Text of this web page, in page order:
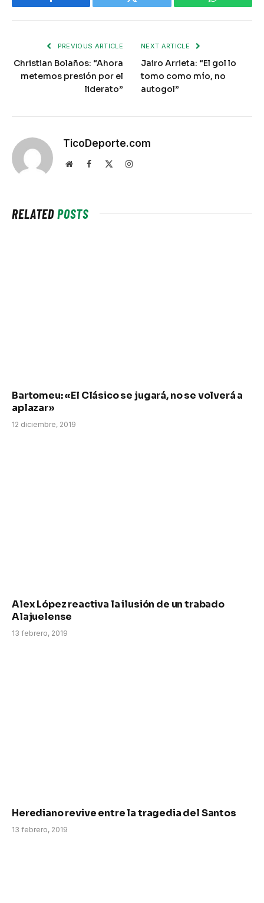
Facebook Twitter WhatsApp
PREVIOUS ARTICLE
Christian Bolaños: “Ahora
metemos presión por el
liderato”
NEXT ARTICLE
Jairo Arrieta: “El gol lo
tomo como mío, no
autogol”
TicoDeporte.com
WebsiteFacebook Instagram
RELATEDPOSTS
Bartomeu: «El Clásico se jugará, no se volverá a
aplazar»
12 diciembre, 2019
Alex López reactiva la ilusión de un trabado
Alajuelense
13 febrero, 2019
Herediano revive entre la tragedia del Santos
13 febrero, 2019